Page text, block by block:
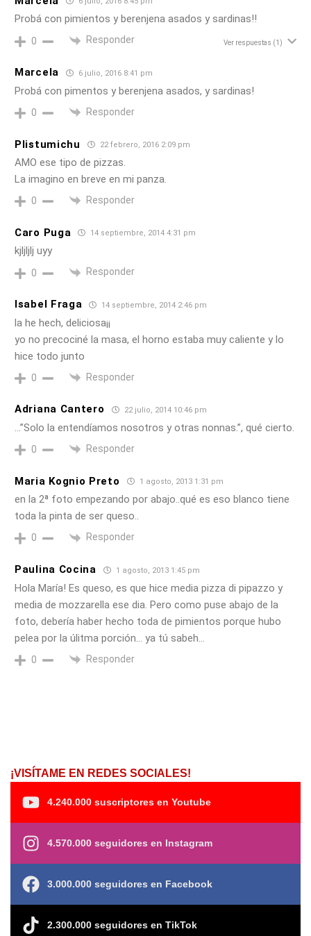
Probá con pimientos y berenjena asados y sardinas!!
0 Responder Ver respuestas (1)
Marcela 6 julio, 2016 8:41 pm
Probá con pimentos y berenjena asados, y sardinas!
0 Responder
Plistumichu 22 febrero, 2016 2:09 pm
AMO ese tipo de pizzas.
La imagino en breve en mi panza.
0 Responder
Caro Puga 14 septiembre, 2014 4:31 pm
kjljljlj uyy
0 Responder
Isabel Fraga 14 septiembre, 2014 2:46 pm
la he hech, deliciosa¡¡
yo no precociné la masa, el horno estaba muy caliente y lo
hice todo junto
0 Responder
Adriana Cantero 22 julio, 2014 10:46 pm
…”Solo la entendíamos nosotros y otras nonnas.”, qué cierto.
0 Responder
Maria Kognio Preto 1 agosto, 2013 1:31 pm
en la 2ª foto empezando por abajo..qué es eso blanco tiene
toda la pinta de ser queso..
0 Responder
Paulina Cocina 1 agosto, 2013 1:45 pm
Hola María! Es queso, es que hice media pizza di pipazzo y
media de mozzarella ese dia. Pero como puse abajo de la
foto, debería haber hecho toda de pimientos porque hubo
pelea por la úlitma porción… ya tú sabeh…
0 Responder
¡VISÍTAME EN REDES SOCIALES!
4.240.000 suscriptores en Youtube
4.570.000 seguidores en Instagram
3.000.000 seguidores en Facebook
2.300.000 seguidores en TikTok